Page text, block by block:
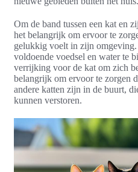
Om de band tussen een kat en
het belangrijk om ervoor te
gelukkig voelt in zijn
voldoende voedsel en water te
verrijking voor de kat om zich
belangrijk om ervoor te zorgen
andere katten zijn in de buurt,
kunnen verstoren.